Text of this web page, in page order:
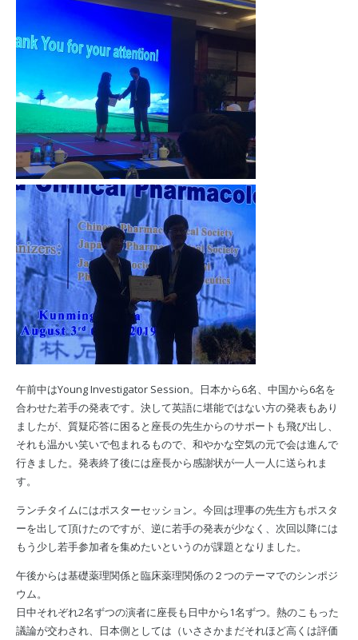
午前中はYoung Investigator Session。日本から6名、中国から6名を
合わせた若手の発表です。決して英語に堪能ではない方の発表もあり
ましたが、質疑応答に困ると座長の先生からのサポートも飛び出し、
それも温かい笑いで包まれるもので、和やかな空気の元で会は進んで
行きました。発表終了後には座長から感謝状が一人一人に送られま
す。
ランチタイムにはポスターセッション。今回は理事の先生方もポスタ
ーを出して頂けたのですが、逆に若手の発表が少なく、次回以降には
もう少し若手参加者を集めたいというのが課題となりました。
午後からは基礎薬理関係と臨床薬理関係の２つのテーマでのシンポジ
ウム。
日中それぞれ2名ずつの演者に座長も日中から1名ずつ。熱のこもった
議論が交わされ、日本側としては（いささかまだそれほど高くは評価